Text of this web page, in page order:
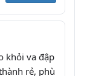
khỏi va đập
rẻ, phù